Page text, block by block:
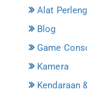
Alat
Blog
Game
Kamera
Kendaraan